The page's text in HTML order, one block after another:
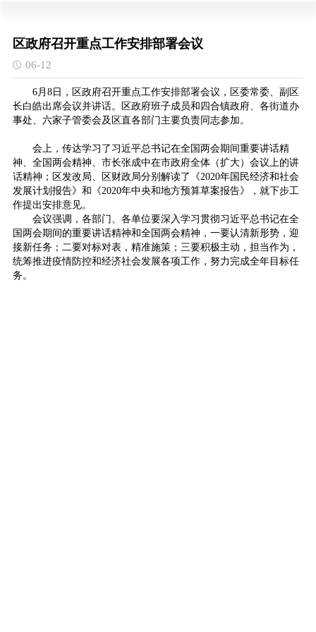
区政府召开重点工作安排部署会议
06-12
6月8日，区政府召开重点工作安排部署会议，区委常委、副区
长白皓出席会议并讲话。区政府班子成员和四合镇政府、各街道办
事处、六家子管委会及区直各部门主要负责同志参加。
会上，传达学习了习近平总书记在全国两会期间重要讲话精
神、全国两会精神、市长张成中在市政府全体（扩大）会议上的讲
话精神；区发改局、区财政局分别解读了《2020年国民经济和社会
发展计划报告》和《2020年中央和地方预算草案报告》，就下步工
作提出安排意见。
会议强调，各部门、各单位要深入学习贯彻习近平总书记在全
国两会期间的重要讲话精神和全国两会精神，一要认清新形势，迎
接新任务；二要对标对表，精准施策；三要积极主动，担当作为，
统筹推进疫情防控和经济社会发展各项工作，努力完成全年目标任
务。